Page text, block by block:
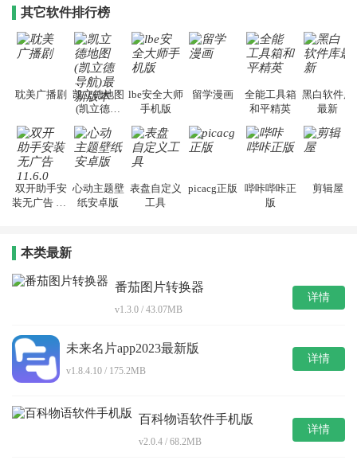
其它软件排行榜
耽美广播剧
凯立德地图
(凯立德导
lbe安全大师
手机版
留学漫画
全能工具箱
和平精英
黑白软件库
最新
双开助手安
装无广告 11.
心动主题壁
纸安卓版
表盘自定义
工具
picacg正版
哔咔哔咔正
版
剪辑屋
本类最新
番茄图片转换器
v1.3.0 / 43.07MB
详情
未来名片app2023最新版
v1.8.4.10 / 175.2MB
详情
百科物语软件手机版
v2.0.4 / 68.2MB
详情